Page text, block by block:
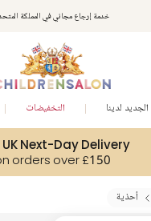
استمتعوا بخصم 10% على طلبيتكم الأولى كهدية ترحيب. سجلوا من هناخدمة إرجاع مجاني في المملكة
UK Next-Day Delivery
orders over £150
الجديد لدينا التخفيضات
أحذية